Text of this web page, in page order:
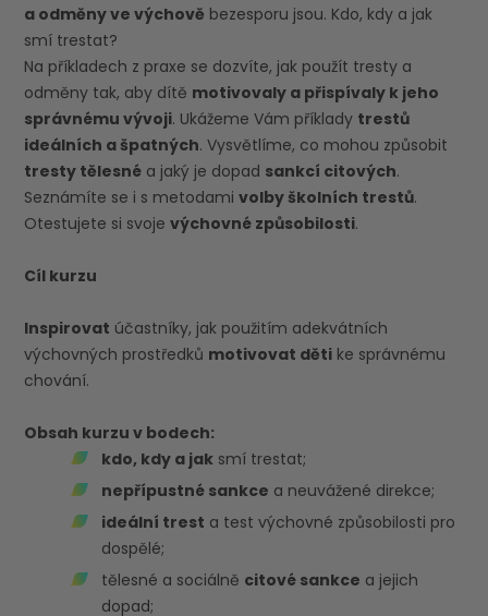
a odměny ve výchově bezesporu jsou. Kdo, kdy a jak
smí trestat?
Na příkladech z praxe se dozvíte, jak použít tresty a
odměny tak, aby dítě motivovaly a přispívaly k jeho
správnému vývoji. Ukážeme Vám příklady trestů
ideálních a špatných. Vysvětlíme, co mohou způsobit
tresty tělesné a jaký je dopad sankcí citových.
Seznámíte se i s metodamivolby školních trestů.
Otestujete si svojevýchovné způsobilosti.
Cíl kurzu
Inspirovat účastníky, jak použitím adekvátních
výchovných prostředků motivovat děti ke správnému
chování.
Obsah kurzu v bodech:
kdo, kdy a jak smí trestat;
nepřípustné sankce a neuvážené direkce;
ideální trest a test výchovné způsobilosti pro
dospělé;
tělesné a sociálně citové sankce a jejich
dopad;